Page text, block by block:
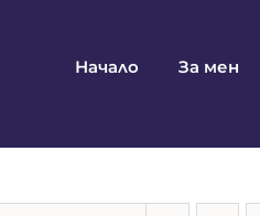
Начало За мен